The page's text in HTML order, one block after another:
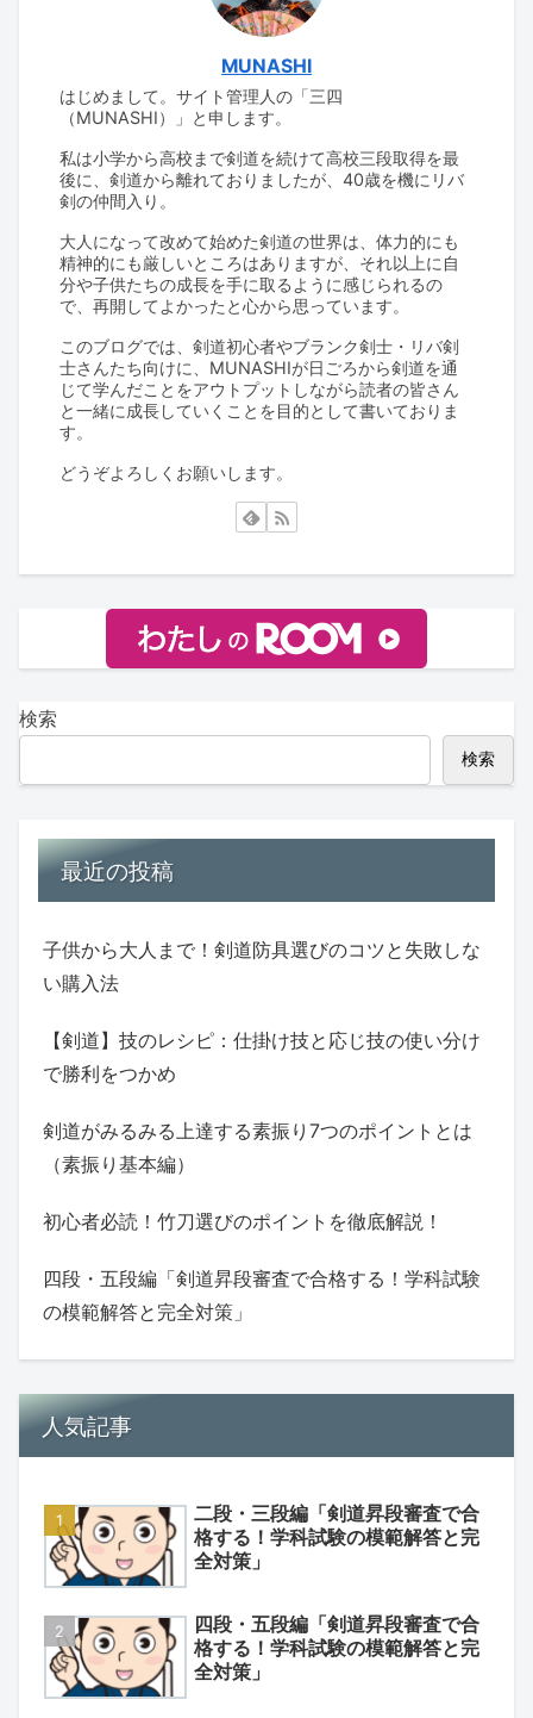
MUNASHI
はじめまして。サイト管理人の「三四
（MUNASHI）」と申します。
私は小学から高校まで剣道を続けて高校三段取得を最
後に、剣道から離れておりましたが、40歳を機にリバ
剣の仲間入り。
大人になって改めて始めた剣道の世界は、体力的にも
精神的にも厳しいところはありますが、それ以上に自
分や子供たちの成長を手に取るように感じられるの
で、再開してよかったと心から思っています。
このブログでは、剣道初心者やブランク剣士・リバ剣
士さんたち向けに、MUNASHIが日ごろから剣道を通
じて学んだことをアウトプットしながら読者の皆さん
と一緒に成長していくことを目的として書いておりま
す。
どうぞよろしくお願いします。
検索
検索
最近の投稿
子供から大人まで！剣道防具選びのコツと失敗しな
い購入法
【剣道】技のレシピ：仕掛け技と応じ技の使い分け
で勝利をつかめ
剣道がみるみる上達する素振り7つのポイントとは
（素振り基本編）
初心者必読！竹刀選びのポイントを徹底解説！
四段・五段編「剣道昇段審査で合格する！学科試験
の模範解答と完全対策」
人気記事
二段・三段編「剣道昇段審査で合
格する！学科試験の模範解答と完
全対策」
四段・五段編「剣道昇段審査で合
格する！学科試験の模範解答と完
全対策」